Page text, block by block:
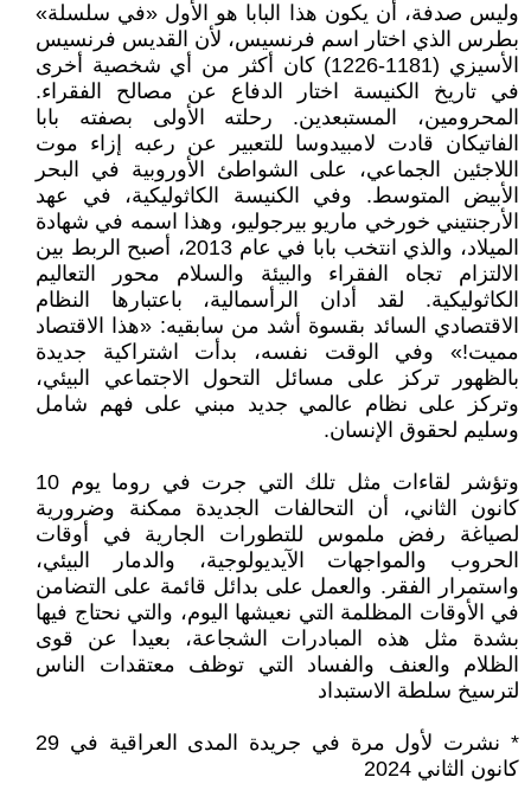
وليس صدفة، أن يكون هذا البابا هو الأول «في سلسلة»
بطرس الذي اختار اسم فرنسيس، لأن القديس فرنسيس
الأسيزي (1181-1226) كان أكثر من أي شخصية أخرى
في تاريخ الكنيسة اختار الدفاع عن مصالح الفقراء.
المحرومين، المستبعدين. رحلته الأولى بصفته بابا
الفاتيكان قادت لامبيدوسا للتعبير عن رعبه إزاء موت
اللاجئين الجماعي، على الشواطئ الأوروبية في البحر
الأبيض المتوسط. وفي الكنيسة الكاثوليكية، في عهد
الأرجنتيني خورخي ماريو بيرجوليو، وهذا اسمه في شهادة
الميلاد، والذي انتخب بابا في عام 2013، أصبح الربط بين
الالتزام تجاه الفقراء والبيئة والسلام محور التعاليم
الكاثوليكية. لقد أدان الرأسمالية، باعتبارها النظام
الاقتصادي السائد بقسوة أشد من سابقيه: «هذا الاقتصاد
مميت!» وفي الوقت نفسه، بدأت اشتراكية جديدة
بالظهور تركز على مسائل التحول الاجتماعي البيئي،
وتركز على نظام عالمي جديد مبني على فهم شامل
وسليم لحقوق الإنسان.
وتؤشر لقاءات مثل تلك التي جرت في روما يوم 10
كانون الثاني، أن التحالفات الجديدة ممكنة وضرورية
لصياغة رفض ملموس للتطورات الجارية في أوقات
الحروب والمواجهات الآيديولوجية، والدمار البيئي،
واستمرار الفقر. والعمل على بدائل قائمة على التضامن
في الأوقات المظلمة التي نعيشها اليوم، والتي نحتاج فيها
بشدة مثل هذه المبادرات الشجاعة، بعيدا عن قوى
الظلام والعنف والفساد التي توظف معتقدات الناس
لترسيخ سلطة الاستبداد
* نشرت لأول مرة في جريدة المدى العراقية في 29
كانون الثاني 2024